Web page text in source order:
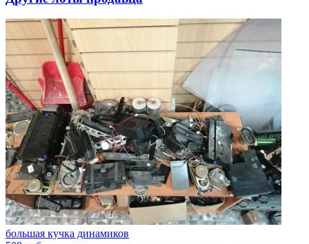
большая кучка динамиков